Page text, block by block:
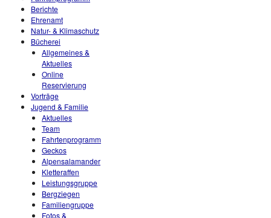
Berichte
Ehrenamt
Natur- & Klimaschutz
Bücherei
Allgemeines &
Aktuelles
Online
Reservierung
Vorträge
Jugend & Familie
Aktuelles
Team
Fahrtenprogramm
Geckos
Alpensalamander
Kletteraffen
Leistungsgruppe
Bergziegen
Familiengruppe
Fotos &